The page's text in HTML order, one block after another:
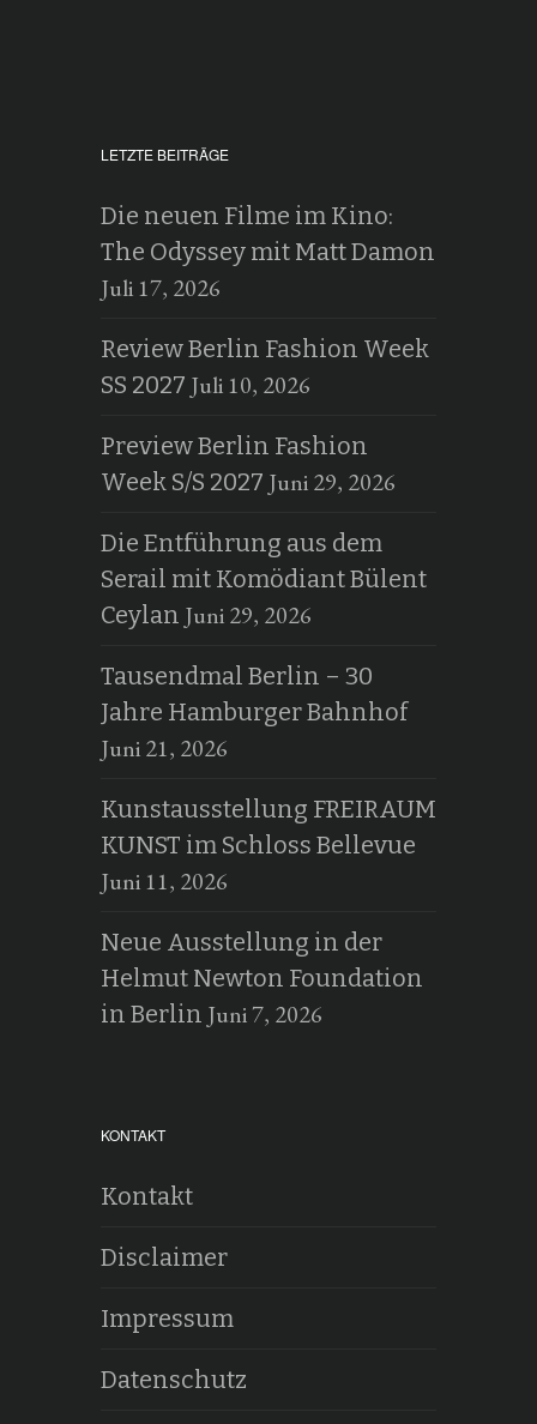
LETZTE BEITRÄGE
Die neuen Filme im Kino:
The Odyssey mit Matt Damon
Juli 17, 2026
Review Berlin Fashion Week
SS 2027 Juli 10, 2026
Preview Berlin Fashion
Week S/S 2027 Juni 29, 2026
Die Entführung aus dem
Serail mit Komödiant Bülent
Ceylan Juni 29, 2026
Tausendmal Berlin – 30
Jahre Hamburger Bahnhof
Juni 21, 2026
Kunstausstellung FREIRAUM
KUNST im Schloss Bellevue
Juni 11, 2026
Neue Ausstellung in der
Helmut Newton Foundation
in Berlin Juni 7, 2026
KONTAKT
Kontakt
Disclaimer
Impressum
Datenschutz